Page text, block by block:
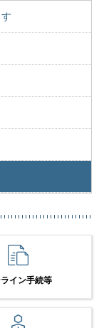
イン手続等